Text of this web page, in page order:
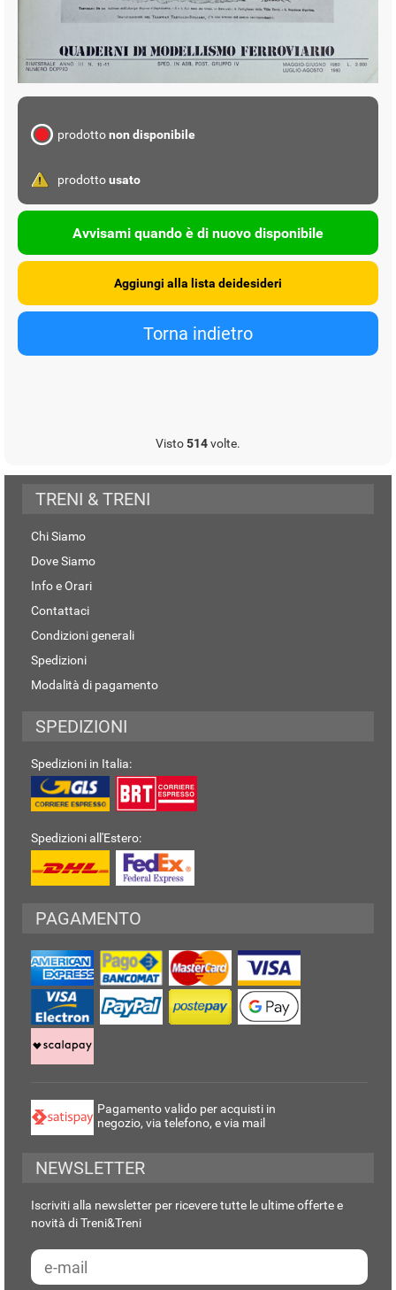
prodottonon disponibile
prodottousato
Avvisami quando è di nuovo disponibile
Visto514volte.
TRENI & TRENI
Chi Siamo
Dove Siamo
Info e Orari
Contattaci
Condizioni generali
Spedizioni
Modalità di pagamento
SPEDIZIONI
Spedizioni in Italia:
Spedizioni all'Estero:
PAGAMENTO
Pagamento valido per acquisti in
negozio, via telefono, e via mail
NEWSLETTER
Iscriviti alla newsletter per ricevere tutte le ultime offerte e
novità di Treni&Treni